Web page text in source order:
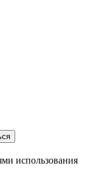
использования